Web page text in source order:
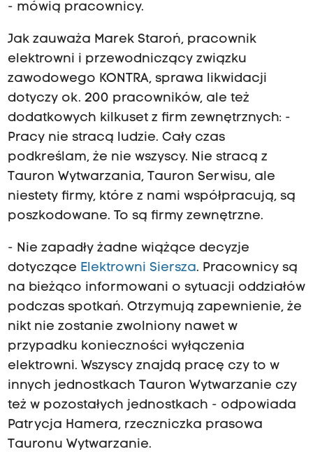
- mówią pracownicy.
Jak zauważa Marek Staroń, pracownik
elektrowni i przewodniczący związku
zawodowego KONTRA, sprawa likwidacji
dotyczy ok. 200 pracowników, ale też
dodatkowych kilkuset z firm zewnętrznych: -
Pracy nie stracą ludzie. Cały czas
podkreślam, że nie wszyscy. Nie stracą z
Tauron Wytwarzania, Tauron Serwisu, ale
niestety firmy, które z nami współpracują, są
poszkodowane. To są firmy zewnętrzne.
- Nie zapadły żadne wiążące decyzje
dotyczące Elektrowni Siersza. Pracownicy są
na bieżąco informowani o sytuacji oddziałów
podczas spotkań. Otrzymują zapewnienie, że
nikt nie zostanie zwolniony nawet w
przypadku konieczności wyłączenia
elektrowni. Wszyscy znajdą pracę czy to w
innych jednostkach Tauron Wytwarzanie czy
też w pozostałych jednostkach - odpowiada
Patrycja Hamera, rzeczniczka prasowa
Tauronu Wytwarzanie.